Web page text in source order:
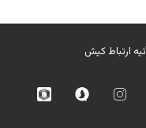
ارتباط کیش
ایتا
اینستاگرامسروش